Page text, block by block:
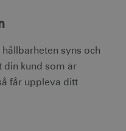
syns och
din kund som är
får uppleva ditt